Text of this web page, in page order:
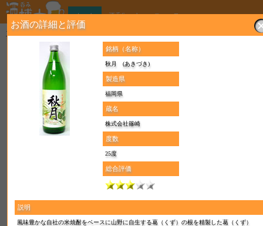
ホーム 酒呑Search ニュース
ここはお酒の総合コミュニティで、酒呑み博士はお酒の銘柄辞典です。お酒の評価や登録ができ
す！
1ヶ月のトップ10
第 1 位
海童
焼酎(芋焼酎)
最近の評価・コメント
海童
焼酎(芋焼酎)
お酒の詳細と評価
銘柄（名称）
秋月 (あきづき)
製造県
福岡県
蔵名
株式会社篠崎
度数
25度
総合評価
説明
風味豊かな自社の米焼酎をベースに山野に自生する葛（くず）の根を精製した葛（くず）